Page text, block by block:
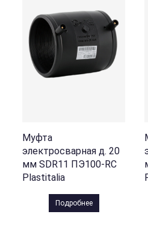
Муфта
электросварная д. 20
мм SDR11 ПЭ100-RC
Plastitalia
Подробнее